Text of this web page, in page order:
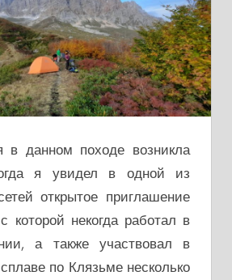
в данном походе возникла
я увидел в одной из
открытое приглашение
которой некогда работал в
а также участвовал в
по Клязьме несколько